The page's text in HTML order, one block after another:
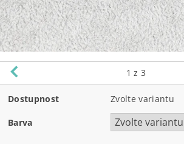
1 z 3
Dostupnost Zvolte variantu
Barva